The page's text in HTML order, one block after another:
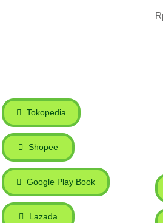
Tokopedia
Shopee
Google Play Book
Lazada